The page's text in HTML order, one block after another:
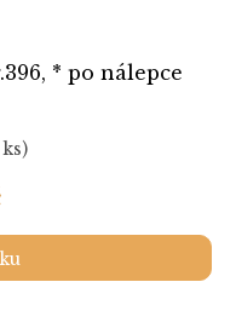
* po nálepce
ks)